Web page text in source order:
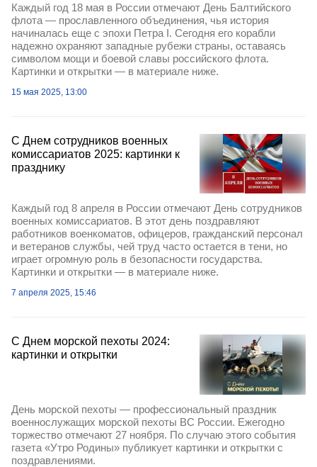
Каждый год 18 мая в России отмечают День Балтийского
флота — прославленного объединения, чья история
начиналась еще с эпохи Петра I. Сегодня его корабли
надежно охраняют западные рубежи страны, оставаясь
символом мощи и боевой славы российского флота.
Картинки и открытки — в материале ниже.
15 мая 2025, 13:00
С Днем сотрудников военных
комиссариатов 2025: картинки к
празднику
Каждый год 8 апреля в России отмечают День сотрудников
военных комиссариатов. В этот день поздравляют
работников военкоматов, офицеров, гражданский персонал
и ветеранов службы, чей труд часто остается в тени, но
играет огромную роль в безопасности государства.
Картинки и открытки — в материале ниже.
7 апреля 2025, 15:46
С Днем морской пехоты 2024:
картинки и открытки
День морской пехоты — профессиональный праздник
военнослужащих морской пехоты ВС России. Ежегодно
торжество отмечают 27 ноября. По случаю этого события
газета «Утро Родины» публикует картинки и открытки с
поздравлениями.